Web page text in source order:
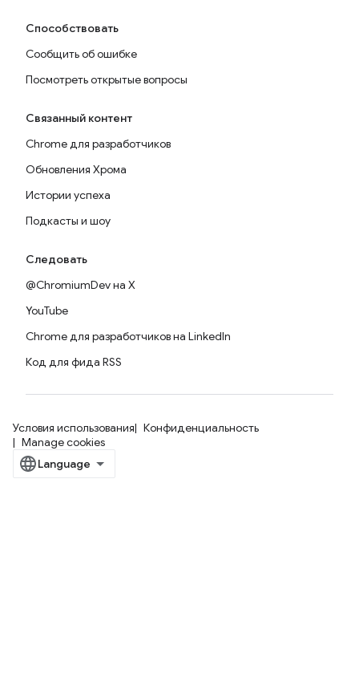
Способствовать
Сообщить об ошибке
Посмотреть открытые вопросы
Связанный контент
Chrome для разработчиков
Обновления Хрома
Истории успеха
Подкасты и шоу
Следовать
@ChromiumDev на X
YouTube
Chrome для разработчиков на LinkedIn
Код для фида RSS
Условия использования
Конфиденциальность
Manage cookies